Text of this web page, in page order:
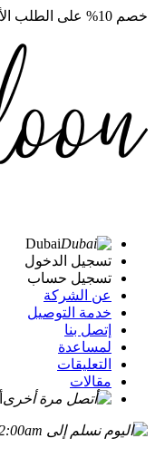
خصم 10% على الطلب الأول. الرمز:
Dubai
تسجيل الدخول
تسجيل حساب
عن الشركة
خدمة التوصيل
إتصل بنا
لمساعدة
التعليقات
مقالات